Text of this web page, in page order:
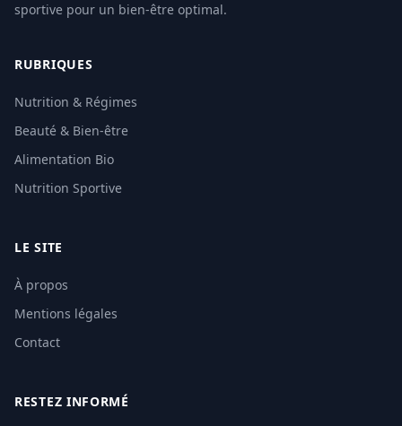
sportive pour un bien-être optimal.
RUBRIQUES
Nutrition & Régimes
Beauté & Bien-être
Alimentation Bio
Nutrition Sportive
LE SITE
À propos
Mentions légales
Contact
RESTEZ INFORMÉ